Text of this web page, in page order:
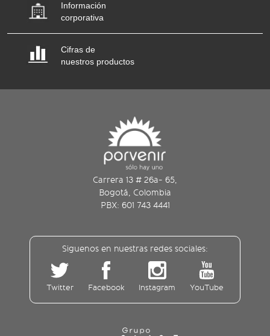
Información
corporativa
Cifras de
nuestros productos
Carrera 13 # 26a- 65,
Bogotá, Colombia
PBX: 601 743 4441
Siguenos en nuestras redes sociales:
Twitter Facebook Instagram YouTube